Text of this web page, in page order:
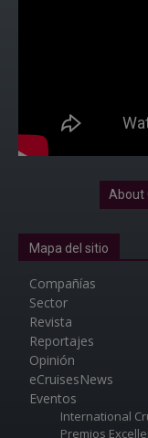
About
Mapa del sitio
Compañías
Sector
Revista
Reportajes
Opinión
eCruisesNews
Eventos
International
Premios